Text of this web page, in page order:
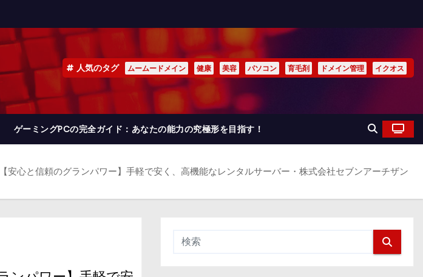
人気のタグ ムームードメイン 健康 美容 パソコン 育毛剤 ドメイン管理 イクオス
ゲーミングPCの完全ガイド：あなたの能力の究極形を目指す！
【安心と信頼のグランパワー】手軽で安く、高機能なレンタルサーバー・株式会社セブンアーチザン